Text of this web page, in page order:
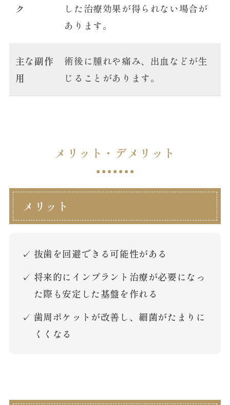
ク
した治療効果が得られない場合が
あります。
主な副作
用
術後に腫れや痛み、出血などが生
じることがあります。
メリット・デメリット
メリット
抜歯を回避できる可能性がある
将来的にインプラント治療が必要になっ
た際も安定した基盤を作れる
歯周ポケットが改善し、細菌がたまりに
くくなる